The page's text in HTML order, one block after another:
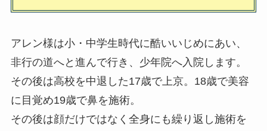
アレン様は小・中学生時代に酷いいじめにあい、
非行の道へと進んで行き、少年院へ入院します。
その後は高校を中退した17歳で上京。18歳で美容
に目覚め19歳で鼻を施術。
その後は顔だけではなく全身にも繰り返し施術を